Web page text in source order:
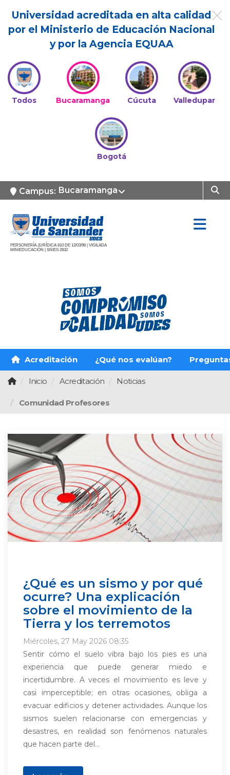
Universidad acreditada en alta calidad
por el Ministerio de Educación Nacional
y por la Agencia EQUAA
Todos Bucaramanga Cúcuta Valledupar
Bogotá
Campus: Bucaramanga
PERSONERÍA JURÍDICA 810 DE 12/03/96 | VIGILADA
MINIEDUCACIÓN | SNIES 2832
Acreditación ¿Qué nos evalúan?
Inicio Acreditación Noticias
Comunidad Profesores
¿Qué es un sismo y por qué
ocurre? Una explicación
sobre el movimiento de la
Tierra y los terremotos
Miércoles, 27 May 2026 08:35
Sentir cómo el suelo vibra bajo los pies es una
experiencia que puede generar miedo e
incertidumbre. A veces el movimiento es leve y
casi imperceptible; en otras ocasiones, obliga a
evacuar edificios y detener actividades. Aunque los
sismos suelen relacionarse con emergencias y
desastres, en realidad son fenómenos naturales
que hacen parte del...